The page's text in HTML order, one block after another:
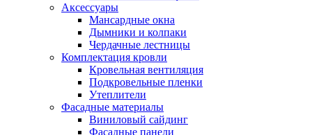
Аксессуары
Мансардные окна
Дымники и колпаки
Чердачные лестницы
Комплектация кровли
Кровельная вентиляция
Подкровельные пленки
Утеплители
Фасадные материалы
Виниловый сайдинг
Фасадные панели